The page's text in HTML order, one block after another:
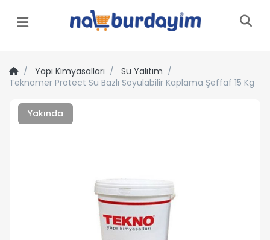
Menü
Yapı Kimyasalları
Su Yalıtım
Teknomer Protect Su Bazlı Soyulabilir Kaplama Şeffaf 15 Kg
Yakında